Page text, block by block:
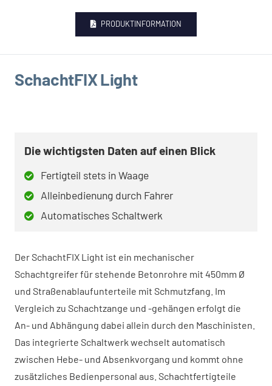
PRODUKTINFORMATION
SchachtFIX Light
Die wichtigsten Daten auf einen Blick
Fertigteil stets in Waage
Alleinbedienung durch Fahrer
Automatisches Schaltwerk
Der SchachtFIX Light ist ein mechanischer
Schachtgreifer für stehende Betonrohre mit 450mm Ø
und Straßenablaufunterteile mit Schmutzfang. Im
Vergleich zu Schachtzange und -gehängen erfolgt die
An- und Abhängung dabei allein durch den Maschinisten.
Das integrierte Schaltwerk wechselt automatisch
zwischen Hebe- und Absenkvorgang und kommt ohne
zusätzliches Bedienpersonal aus. Schachtfertigteile